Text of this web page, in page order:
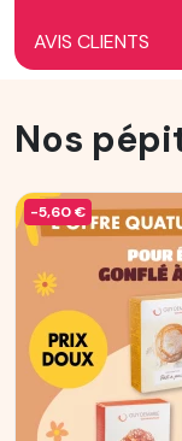
AVIS CLIENTS
Nos
-5,60 €